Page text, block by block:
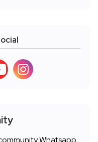
Whatsapp